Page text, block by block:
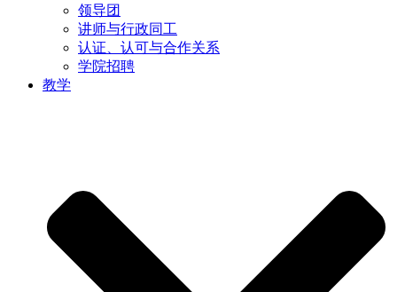
领导团
讲师与行政同工
认证、认可与合作关系
学院招聘
教学